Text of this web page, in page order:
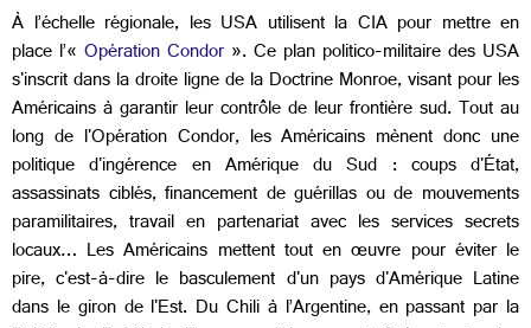
À l’échelle régionale, les USA utilisent la CIA pour mettre en
place l’« Opération Condor ». Ce plan politico-militaire des USA
s'inscrit dans la droite ligne de la Doctrine Monroe, visant pour les
Américains à garantir leur contrôle de leur frontière sud. Tout au
long de l'Opération Condor, les Américains mènent donc une
politique d'ingérence en Amérique du Sud : coups d'État,
assassinats ciblés, financement de guérillas ou de mouvements
paramilitaires, travail en partenariat avec les services secrets
locaux… Les Américains mettent tout en œuvre pour éviter le
pire, c'est-à-dire le basculement d'un pays d'Amérique Latine
dans le giron de l'Est. Du Chili à l’Argentine, en passant par la